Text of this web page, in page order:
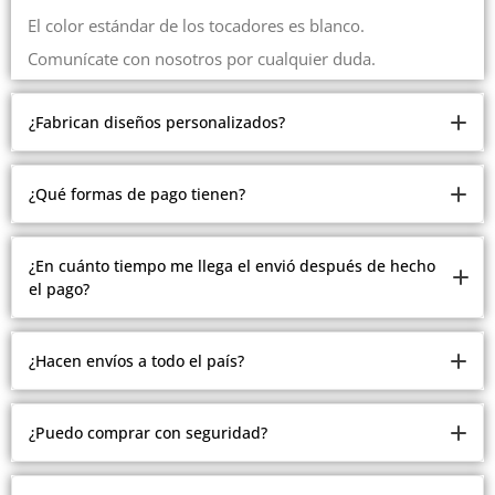
El color estándar de los tocadores es blanco.
Comunícate con nosotros por cualquier duda.
¿Fabrican diseños personalizados?
Somos fabricantes.
Pero debido a la cantidad de modelos y estilos que
personalizados.
Comunícate con nosotros con gusto te atenderemos
¿Qué formas de pago tienen?
Ofrecemos múltiples formas de pago.
Contado, contra entrega en Medellín, recibimos todas las
tarjetas, plan separé en Medellín, crédito ADDI y
Sistecredito.
¿En cuánto tiempo me llega el envió después de hecho
el pago?
Todos los envíos se realizan después del pago de 2 a 15
días hábiles.
¿Hacen envíos a todo el país?
Tenemos envíos a ciudades principales y zonas aledañas.
Algunas zonas alejadas debes cotizar el envío.
¿Puedo comprar con seguridad?